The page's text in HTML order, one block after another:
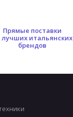
Прямые поставки
лучших итальянских
брендов